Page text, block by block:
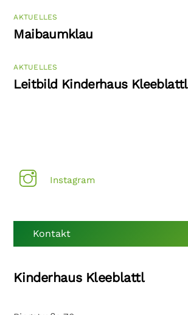
AKTUELLES
Maibaumklau
AKTUELLES
Leitbild Kinderhaus Kleeblattl
Instagram
Kontakt
Kinderhaus Kleeblattl